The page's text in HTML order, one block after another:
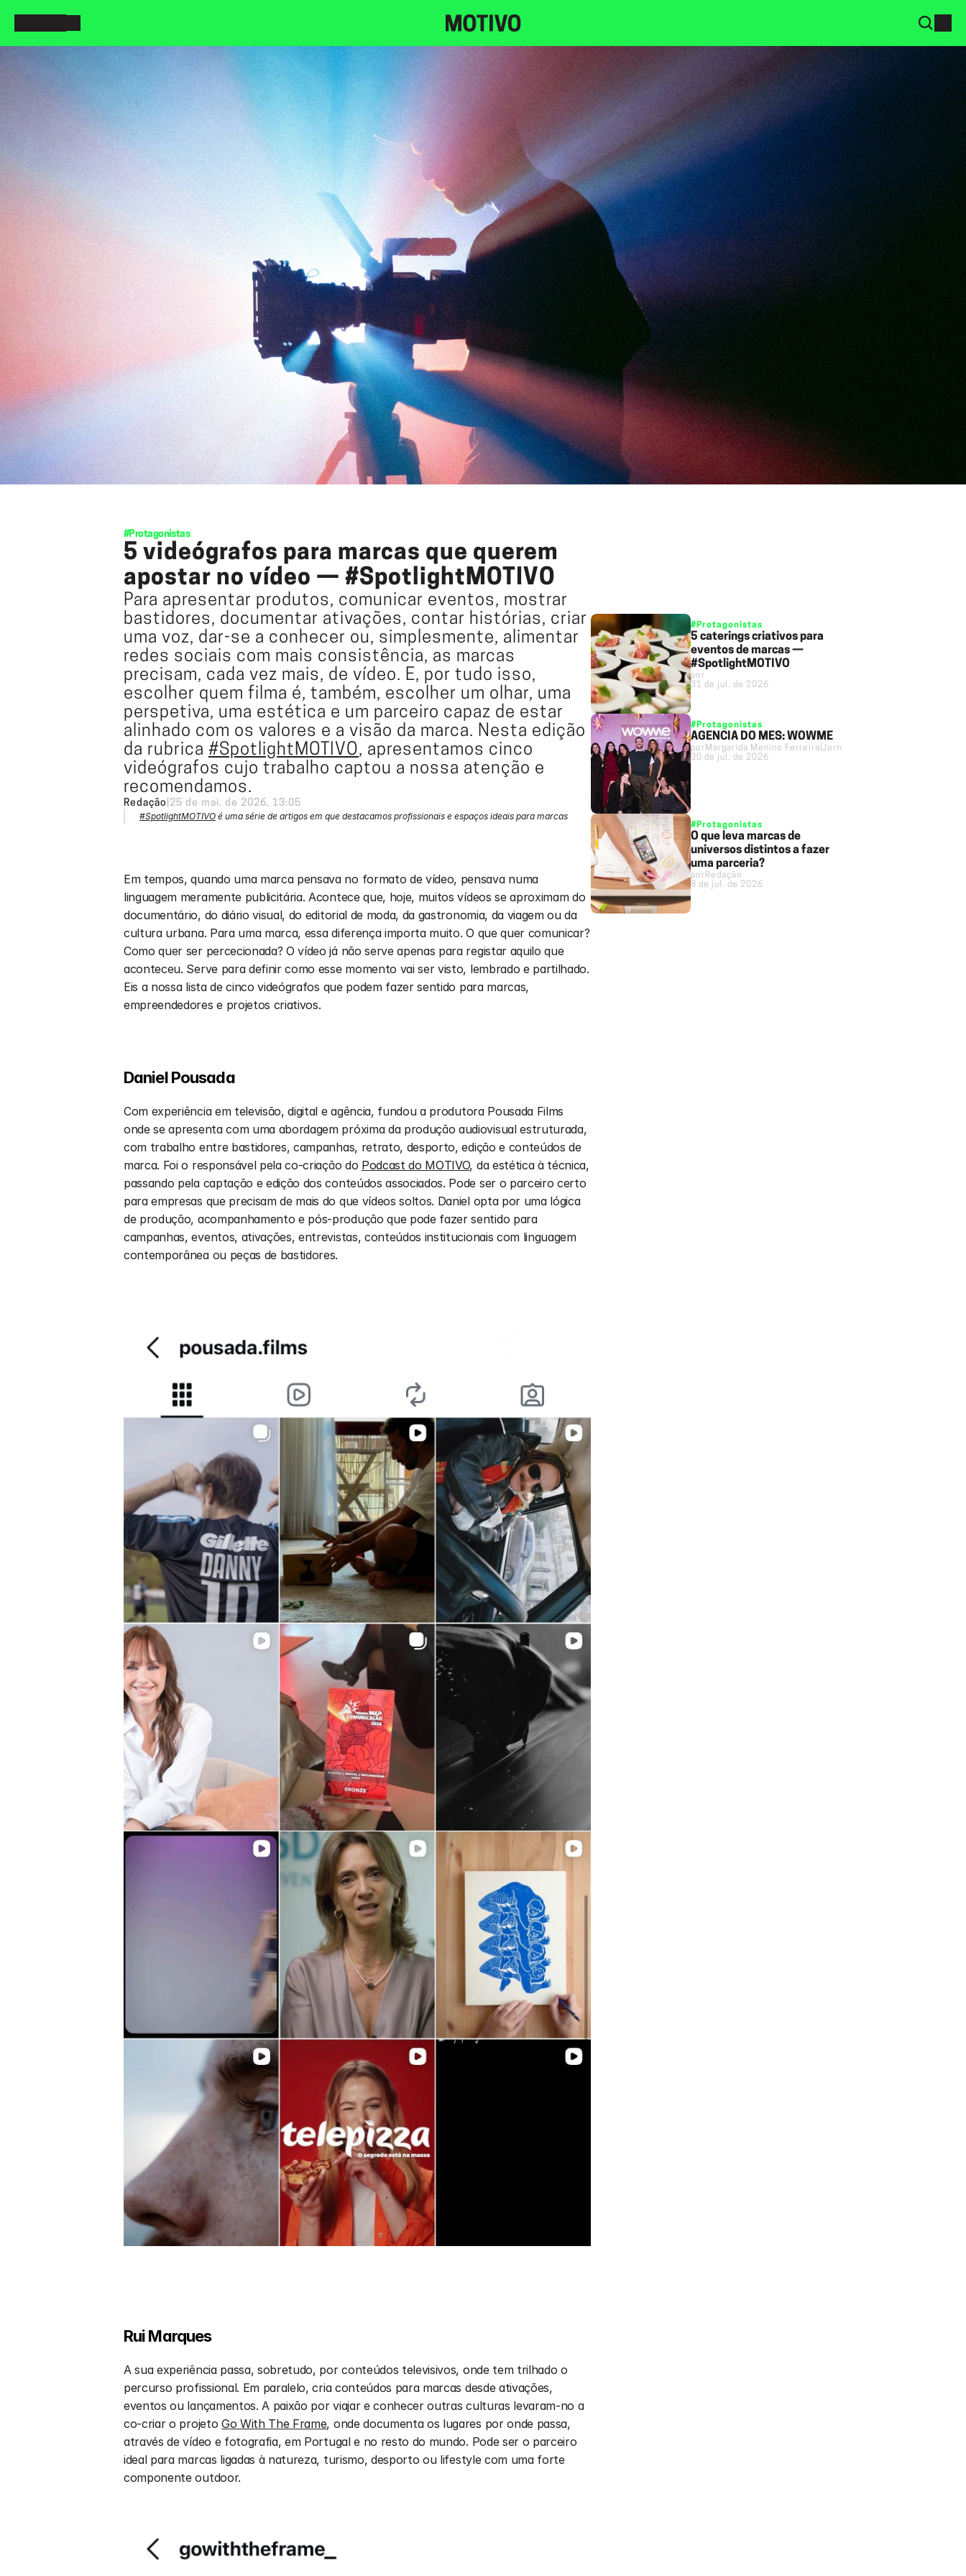
#Protagonistas
5 videógrafos para marcas que querem
apostar no vídeo — #SpotlightMOTIVO
Para apresentar produtos, comunicar eventos, mostrar
bastidores, documentar ativações, contar histórias, criar
uma voz, dar-se a conhecer ou, simplesmente, alimentar
redes sociais com mais consistência, as marcas
precisam, cada vez mais, de vídeo. E, por tudo isso,
escolher quem filma é, também, escolher um olhar, uma
perspetiva, uma estética e um parceiro capaz de estar
alinhado com os valores e a visão da marca. Nesta edição
da rubrica #SpotlightMOTIVO, apresentamos cinco
videógrafos cujo trabalho captou a nossa atenção e
recomendamos.
Redação 25 de mai. de 2026, 13:05
#SpotlightMOTIVO é uma série de artigos em que destacamos profissionais e espaços ideais para marcas
Em tempos, quando uma marca pensava no formato de vídeo, pensava numa
linguagem meramente publicitária. Acontece que, hoje, muitos vídeos se aproximam do
documentário, do diário visual, do editorial de moda, da gastronomia, da viagem ou da
cultura urbana. Para uma marca, essa diferença importa muito. O que quer comunicar?
Como quer ser percecionada? O vídeo já não serve apenas para registar aquilo que
aconteceu. Serve para definir como esse momento vai ser visto, lembrado e partilhado.
Eis a nossa lista de cinco videógrafos que podem fazer sentido para marcas,
empreendedores e projetos criativos.
Daniel Pousada
Com experiência em televisão, digital e agência, fundou a produtora Pousada Films
onde se apresenta com uma abordagem próxima da produção audiovisual estruturada,
com trabalho entre bastidores, campanhas, retrato, desporto, edição e conteúdos de
marca. Foi o responsável pela co-criação do Podcast do MOTIVO, da estética à técnica,
passando pela captação e edição dos conteúdos associados. Pode ser o parceiro certo
para empresas que precisam de mais do que vídeos soltos. Daniel opta por uma lógica
de produção, acompanhamento e pós-produção que pode fazer sentido para
campanhas, eventos, ativações, entrevistas, conteúdos institucionais com linguagem
contemporânea ou peças de bastidores.
Rui Marques
A sua experiência passa, sobretudo, por conteúdos televisivos, onde tem trilhado o
percurso profissional. Em paralelo, cria conteúdos para marcas desde ativações,
eventos ou lançamentos. A paixão por viajar e conhecer outras culturas levaram-no a
co-criar o projeto Go With The Frame, onde documenta os lugares por onde passa,
através de vídeo e fotografia, em Portugal e no resto do mundo. Pode ser o parceiro
ideal para marcas ligadas à natureza, turismo, desporto ou lifestyle com uma forte
componente outdoor.
#Protagonistas
5 caterings criativos para
eventos de marcas —
#SpotlightMOTIVO
por
31 de jul. de 2026
#Protagonistas
AGÊNCIA DO MÊS: WOWME
por Margarida Menino Ferreira Jornalista
30 de jul. de 2026
#Protagonistas
O que leva marcas de
universos distintos a fazer
uma parceria?
por Redação
8 de jul. de 2026